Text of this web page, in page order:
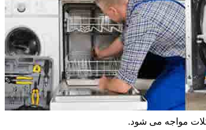
مواجه می شود.